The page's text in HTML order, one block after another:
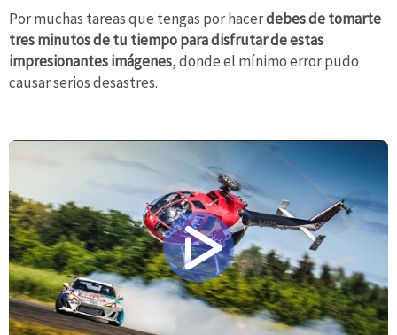
Por muchas tareas que tengas por hacerdebes de tomarte
tres minutos de tu tiempo para disfrutar de estas
impresionantes imágenes, donde el mínimo error pudo
causar serios desastres.